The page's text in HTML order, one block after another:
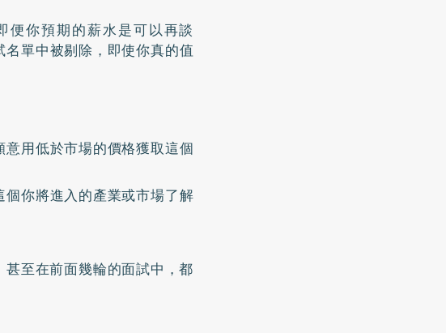
便你預期的薪水是可以再談
單中被剔除，即使你真的值
用低於市場的價格獲取這個
你將進入的產業或市場了解
至在前面幾輪的面試中，都